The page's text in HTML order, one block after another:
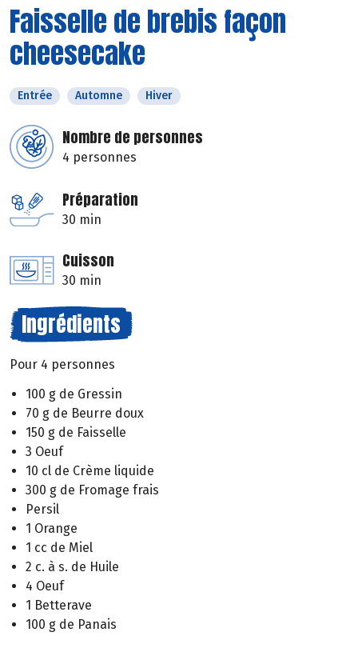
Faisselle de brebis façon
cheesecake
Entrée Automne Hiver
Nombre de personnes
4 personnes
Préparation
30 min
Cuisson
30 min
Ingrédients
Pour 4 personnes
100 g de Gressin
70 g de Beurre doux
150 g de Faisselle
3 Oeuf
10 cl de Crème liquide
300 g de Fromage frais
Persil
1 Orange
1 cc de Miel
2 c. à s. de Huile
4 Oeuf
1 Betterave
100 g de Panais